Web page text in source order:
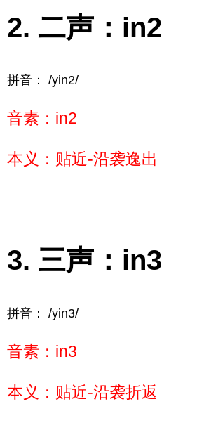
二声：in2
拼音： /yin2/
音素：in2
本义：贴近-沿袭逸出
三声：in3
拼音： /yin3/
音素：in3
本义：贴近-沿袭折返